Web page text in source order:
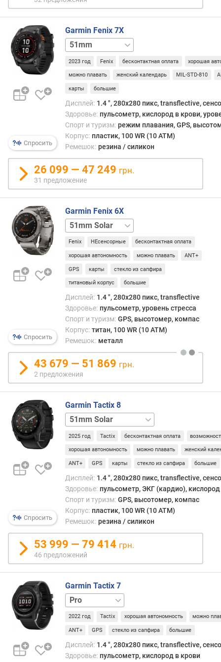
м
л
я
т
о
р
(
м
е
я
р
а
б
о
т
(
о
й
р
е
ж
и
м
)
(
д
н
е
)
м
я
а
ы
(
а
к
т
и
в
Спросить
Garmin Fenix 7X
51mm
сапфир
2023 год Fenix бесконтактная оплата хорошая
можно плавать женский календарь MIL-STD-810
карты большие
Дисплей: 1.4 ", 280x280 пикс, transflective,
Здоровье: пульсометр, кислород в крови,
Спорт и туризм: режим плавания, GPS,
Корпус: пластик, 100 WR (10 ATM)
Ремешок: резина / силикон
26 099 — 47 249 грн.
31 предложение
Спросить
Garmin Fenix 6X
51mm51mm
сапфир
Fenix НЕсенсорные бесконтактная оплата
хорошая автономность можно плавать ANT+
GPS карты стекло из сапфира
титановый корпус большие
Дисплей: 1.4 ", 280x280 пикс, transflective
Здоровье: пульсометр, уровень стресса
Спорт и туризм: GPS, высотомер, компас
Корпус: титан, 100 WR (10 ATM)
Ремешок: металл
43 679 — 51 869 грн.
2 предложения
Спросить
Garmin Tactix 8
47mm51mm51mm
Solar
AB
Elite
2025 год Tactix бесконтактная оплата
хорошая автономность можно плавать женский
ANT+ GPS карты стекло из сапфира большие
Дисплей: 1.4 ", 280x280 пикс, transflective,
Здоровье: пульсометр, ЭКГ (кардио), кислород
Спорт и туризм: GPS, высотомер, компас
Корпус: пластик, 100 WR (10 ATM)
Ремешок: резина / силикон
53 999 — 79 414 грн.
46 предложений
Garmin Tactix 7
Amoled Ballistics
2022 год Tactix хорошая автономность можно
ANT+ GPS стекло из сапфира большие
Дисплей: 1.4 ", 280х280 пикс, transflective,
Здоровье: пульсометр, кислород в крови